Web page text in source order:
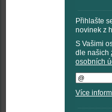
Přihlašte
novinek z
S Vašimi
dle našich
osobních
Více